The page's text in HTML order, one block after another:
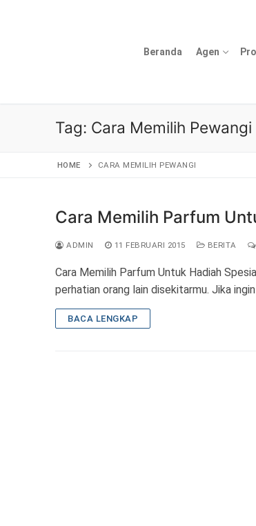
Beranda Agen
Tag: Cara Memilih Pewangi
HOME CARA MEMILIH PEWANGI
Cara Memilih Parfum
ADMIN 11 FEBRUARI 2015 BERITA
Cara Memilih Parfum Untuk Hadiah
perhatian orang lain disekitarmu. Jika
BACA LENGKAP